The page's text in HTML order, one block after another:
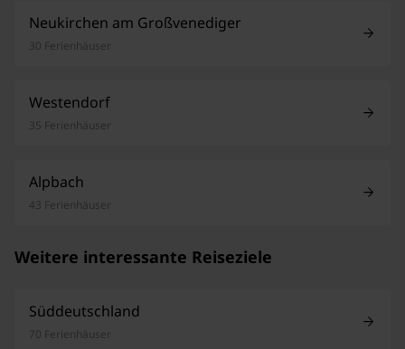
Neukirchen am Großvenediger
30 Ferienhäuser
Westendorf
35 Ferienhäuser
Alpbach
43 Ferienhäuser
Weitere interessante Reiseziele
Süddeutschland
70 Ferienhäuser